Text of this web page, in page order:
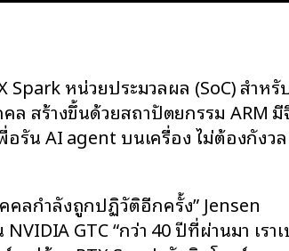
Spark หน่วยประมวลผล (SoC) สำหรั
ล สร้างขึ้นด้วยสถาปัตยกรรม ARM
รัน AI agent บนเครื่อง ไม่ต้องกังวล
คลกำลังถูกปฏิวัติอีกครั้ง” Jensen
GTC “กว่า 40 ปีที่ผ่านมา เรา